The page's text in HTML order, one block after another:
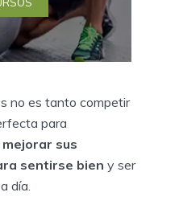
no es tanto competir
para
mejorar sus
sentirse bien y ser
día.